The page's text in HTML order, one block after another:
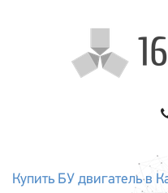
Купить БУ двигатель в